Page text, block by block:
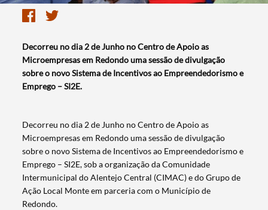
Decorreu no dia 2 de Junho no Centro de Apoio as
Microempresas em Redondo uma sessão de divulgação
sobre o novo Sistema de Incentivos ao Empreendedorismo e
Emprego – SI2E.
Decorreu no dia 2 de Junho no Centro de Apoio as
Microempresas em Redondo uma sessão de divulgação
sobre o novo Sistema de Incentivos ao Empreendedorismo e
Emprego – SI2E, sob a organização da Comunidade
Intermunicipal do Alentejo Central (CIMAC) e do Grupo de
Ação Local Monte em parceria com o Município de
Redondo.